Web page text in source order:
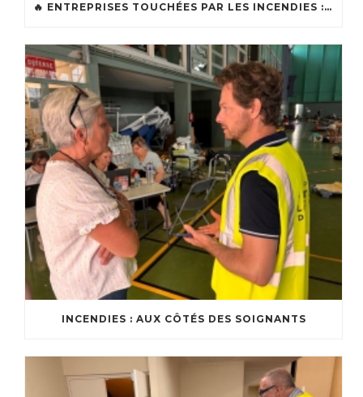
🔥 ENTREPRISES TOUCHÉES PAR LES INCENDIES : LES DISPOSITIFS D’ACCOMPAGNEMENT MIS EN PLACE AFIN DE SOUTENIR LES ENTREPRISES ET LES TRAVAILLEURS INDÉPENDANTS IMPACTÉS SUR LE BASSIN D’ARCACHON
INCENDIES : AUX CÔTÉS DES SOIGNANTS